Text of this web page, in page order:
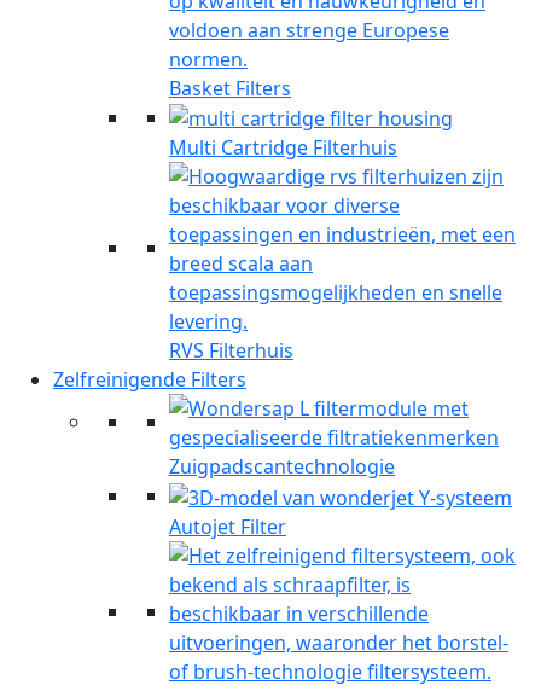
Basket Filters
Multi Cartridge Filterhuis
RVS Filterhuis
Zelfreinigende Filters
Zuigpadscantechnologie
Autojet Filter